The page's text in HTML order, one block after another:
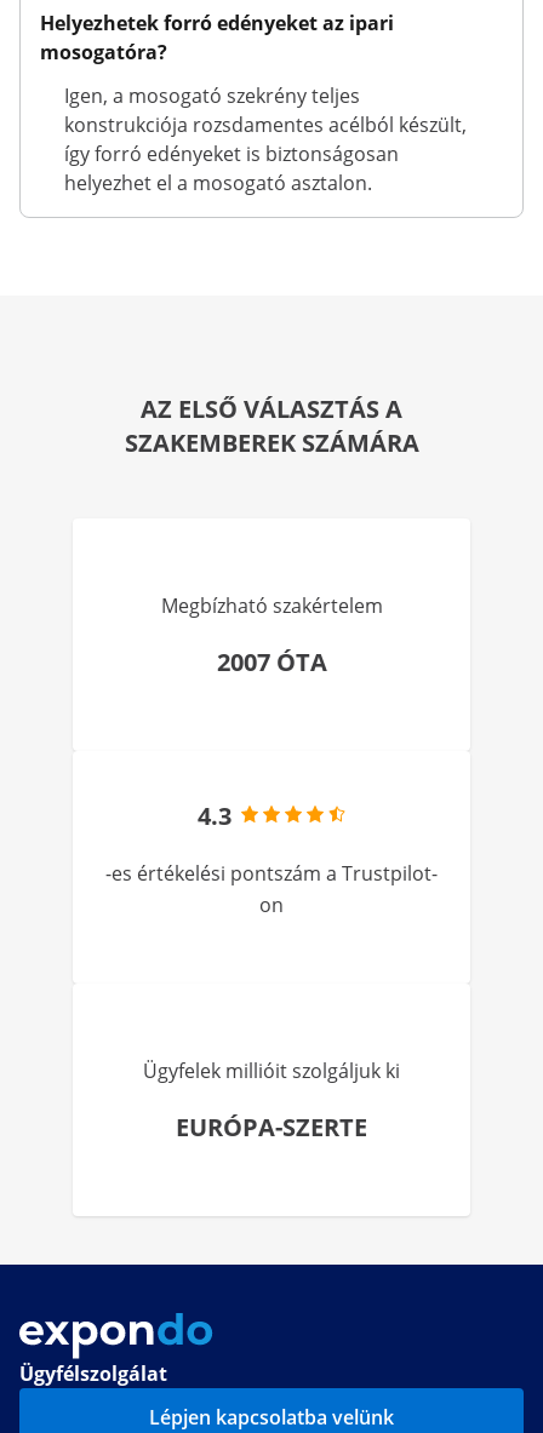
Helyezhetek forró edényeket az ipari
mosogatóra?
Igen, a mosogató szekrény teljes
konstrukciója rozsdamentes acélból készült,
így forró edényeket is biztonságosan
helyezhet el a mosogató asztalon.
AZ ELSŐ VÁLASZTÁS A
SZAKEMBEREK SZÁMÁRA
Megbízható szakértelem
2007 ÓTA
4.3
-es értékelési pontszám a Trustpilot-
on
Ügyfelek millióit szolgáljuk ki
EURÓPA-SZERTE
Ügyfélszolgálat
Lépjen kapcsolatba velünk